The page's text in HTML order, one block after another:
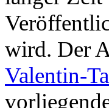
wird. Der
Valentin-